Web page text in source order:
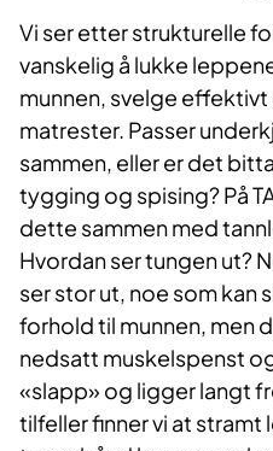
Vi ser etter strukturelle
vanskelig å lukke
munnen, svelge
matrester. Passer
sammen, eller er det
tygging og spising? På
dette sammen med
Hvordan ser tungen ut?
ser stor ut, noe som kan
forhold til munnen, men
nedsatt muskelspenst
«slapp» og ligger langt
tilfeller finner vi at